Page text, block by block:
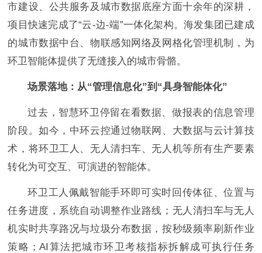
市建设、公共服务及城市数据底座方面十余年的深耕，
项目快速完成了“云-边-端”一体化架构。海发集团已建成
的城市数据中台、物联感知网络及网格化管理机制，为
环卫智能体提供了无缝接入的城市骨骼。
场景落地：从“管理信息化”到“具身智能体化”
过去，智慧环卫停留在看数据、做报表的信息管理
阶段。如今，中环云控通过物联网、大数据与云计算技
术，将环卫工人、无人清扫车、无人机等所有生产要素
转化为可交互、可演进的智能体。
环卫工人佩戴智能手环即可实时回传体征、位置与
任务进度，系统自动调整作业路线；无人清扫车与无人
机实时共享路况与垃圾分布数据，按秒级频率刷新作业
策略；AI算法把城市环卫考核指标拆解成可执行任务